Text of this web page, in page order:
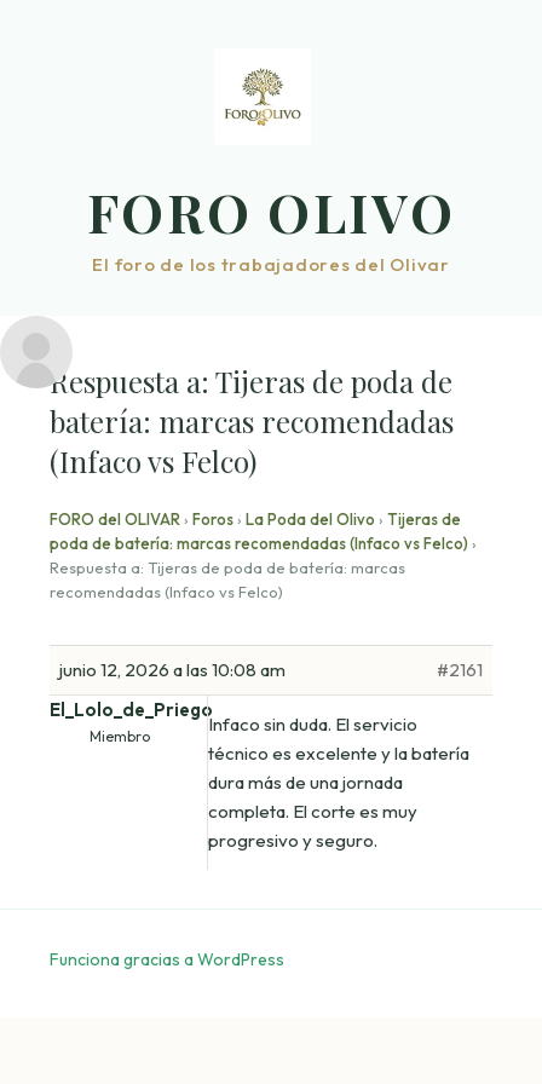
FORO OLIVO
El foro de los trabajadores del Olivar
Respuesta a: Tijeras de poda de
batería: marcas recomendadas
(Infaco vs Felco)
FORO del OLIVAR › Foros › La Poda del Olivo › Tijeras de
poda de batería: marcas recomendadas (Infaco vs Felco) ›
Respuesta a: Tijeras de poda de batería: marcas
recomendadas (Infaco vs Felco)
junio 12, 2026 a las 10:08 am
#2161
El_Lolo_de_Priego
Miembro
Infaco sin duda. El servicio
técnico es excelente y la batería
dura más de una jornada
completa. El corte es muy
progresivo y seguro.
Funciona gracias a WordPress